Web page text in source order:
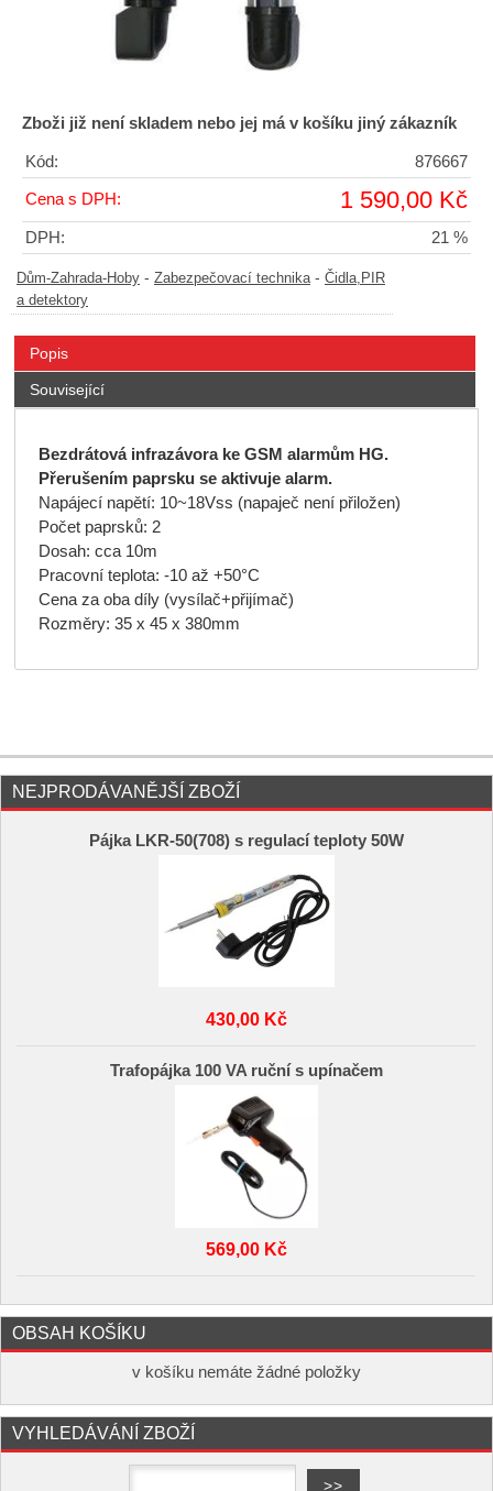
Zboži již není skladem nebo jej má v košíku jiný zákazník
Kód: 876667
Cena s DPH: 1 590,00 Kč
DPH: 21 %
Dům-Zahrada-Hoby - Zabezpečovací technika- Čidla,PIR
a detektory
Popis
Související
Bezdrátová infrazávora ke GSM alarmům HG.
Přerušením paprsku se aktivuje alarm.
Napájecí napětí: 10~18Vss (napaječ není přiložen)
Počet paprsků: 2
Dosah: cca 10m
Pracovní teplota: -10 až +50°C
Cena za oba díly (vysílač+přijímač)
Rozměry: 35 x 45 x 380mm
NEJPRODÁVANĚJŠÍ ZBOŽÍ
Pájka LKR-50(708) s regulací teploty 50W
430,00 Kč
Trafopájka 100 VA ruční s upínačem
569,00 Kč
OBSAH KOŠÍKU
v košíku nemáte žádné položky
VYHLEDÁVÁNÍ ZBOŽÍ